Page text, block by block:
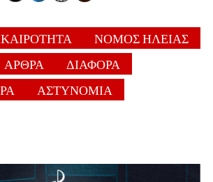
ΝΟΜΟΣ ΗΛΕΙΑΣ
ΑΡΘΡΑ
ΔΙΑΦΟΡΑ
ΑΣΤΥΝΟΜΙΑ